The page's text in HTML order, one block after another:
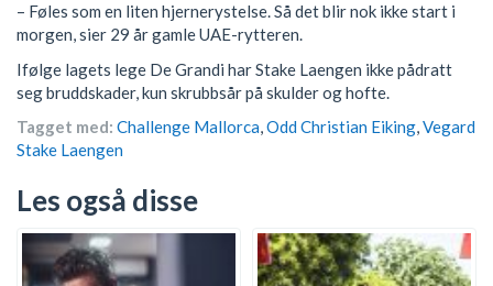
– Føles som en liten hjernerystelse. Så det blir nok ikke start i
morgen, sier 29 år gamle UAE-rytteren.
Ifølge lagets lege De Grandi har Stake Laengen ikke pådratt
seg bruddskader, kun skrubbsår på skulder og hofte.
Tagget med: Challenge Mallorca,Odd Christian Eiking,Vegard
Stake Laengen
Les også disse